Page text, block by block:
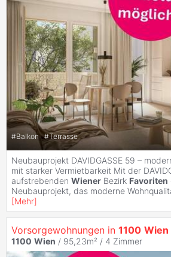
#Balkon #Terrasse
Neubauprojekt DAVIDGASSE 59 –
mit starker Vermietbarkeit Mit der
aufstrebenden Wiener Bezirk Favoriten
Neubauprojekt, das moderne
[Mehr]
Vorsorgewohnungen in 1100 Wien
1100 Wien / 95,23m² / 4 Zimmer